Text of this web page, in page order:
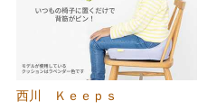
西川 Ｋｅｅｐｓ